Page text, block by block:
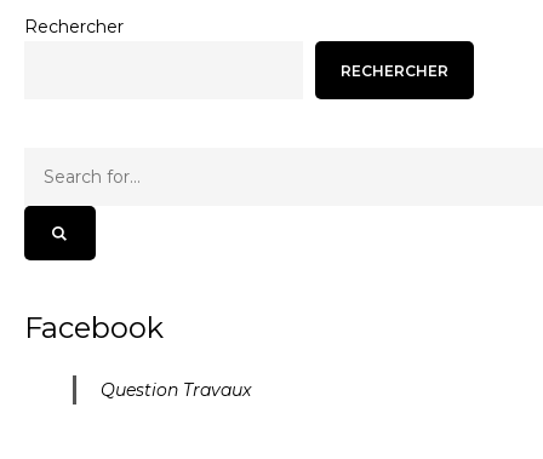
Rechercher
RECHERCHER
Facebook
Question Travaux